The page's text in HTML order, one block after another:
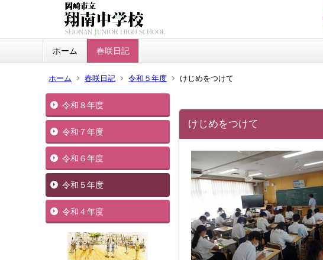
ホーム 春咲日記
ホーム 春咲日記 令和５年度 けじめをつけて
令和８年度
令和７年度
令和６年度
令和５年度
令和４年度
けじめをつけて